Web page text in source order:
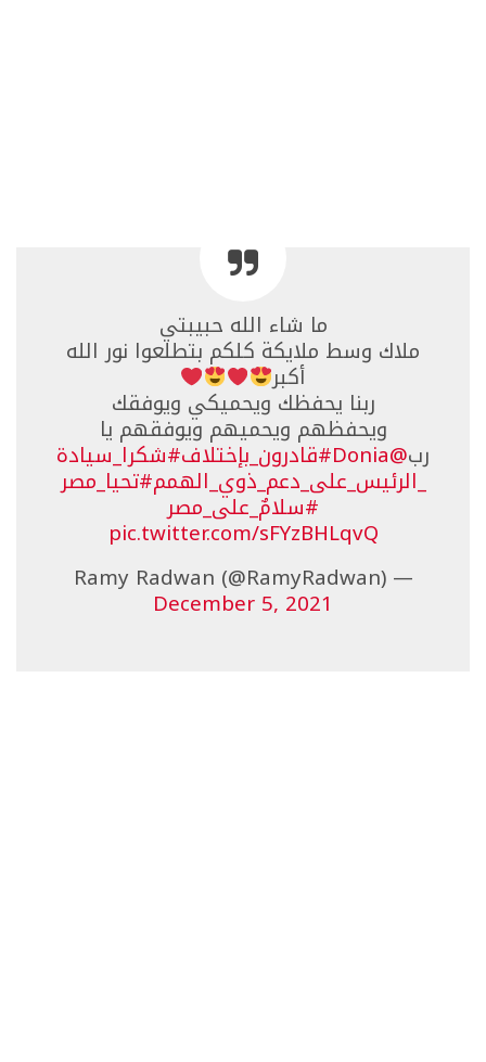
ما شاء الله حبيبتي
ملاك وسط ملايكة كلكم بتطلعوا نور الله
أكبر
ربنا يحفظك ويحميكي ويوفقك
ويحفظهم ويحميهم ويوفقهم يا
رب@Donia #قادرون_بإختلاف#شكرا_سيادة
_الرئيس_على_دعم_ذوي_الهمم#تحيا_مصر
#سلامٌ_على_مصر
pic.twitter.com/sFYzBHLqvQ
— Ramy Radwan (@RamyRadwan)
December 5, 2021